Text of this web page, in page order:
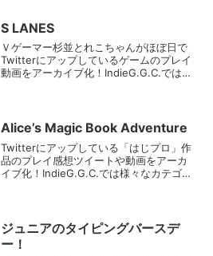
S LANES
Ｖゲーマー杉並とれこちゃんがほぼ日で
Twitterにアップしているゲームのプレイ
動画をアーカイブ化！IndieG.G.C.では
Alice’s Magic Book Adventure
Twitterにアップしている「はじプロ」作
品のプレイ感想ツイートや動画をアーカ
イブ化！IndieG.G.C.では様々なカテゴリ
ジュニアのタイピングバースデ
ー！